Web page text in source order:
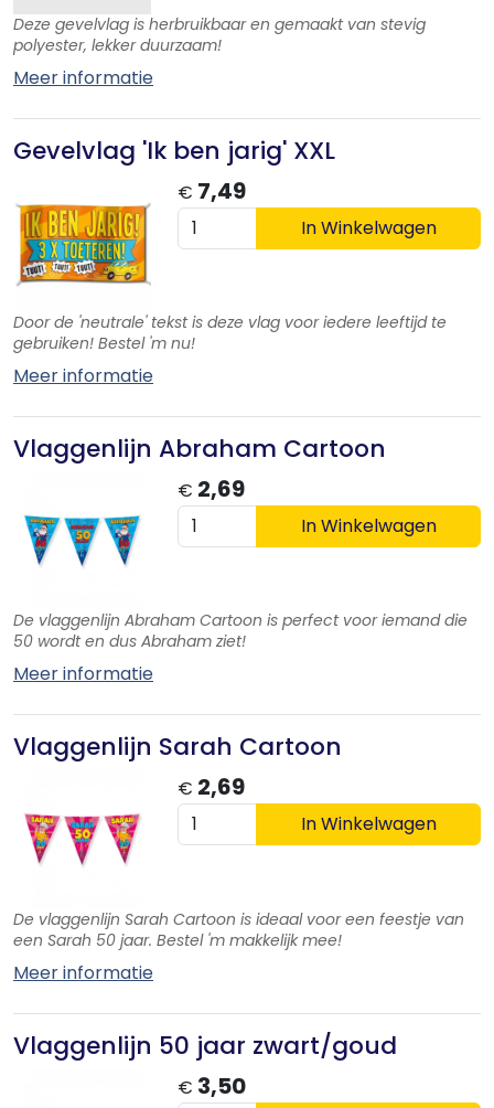
Deze gevelvlag is herbruikbaar en gemaakt van stevig
polyester, lekker duurzaam!
Meer informatie
Gevelvlag 'Ik ben jarig' XXL
€ 7,49
In Winkelwagen
Door de 'neutrale' tekst is deze vlag voor iedere leeftijd te
gebruiken! Bestel 'm nu!
Meer informatie
Vlaggenlijn Abraham Cartoon
€ 2,69
In Winkelwagen
De vlaggenlijn Abraham Cartoon is perfect voor iemand die
50 wordt en dus Abraham ziet!
Meer informatie
Vlaggenlijn Sarah Cartoon
€ 2,69
In Winkelwagen
De vlaggenlijn Sarah Cartoon is ideaal voor een feestje van
een Sarah 50 jaar. Bestel 'm makkelijk mee!
Meer informatie
Vlaggenlijn 50 jaar zwart/goud
€ 3,50